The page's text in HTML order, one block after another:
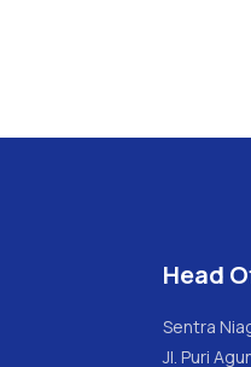
Head
Sentra
Jl. Puri